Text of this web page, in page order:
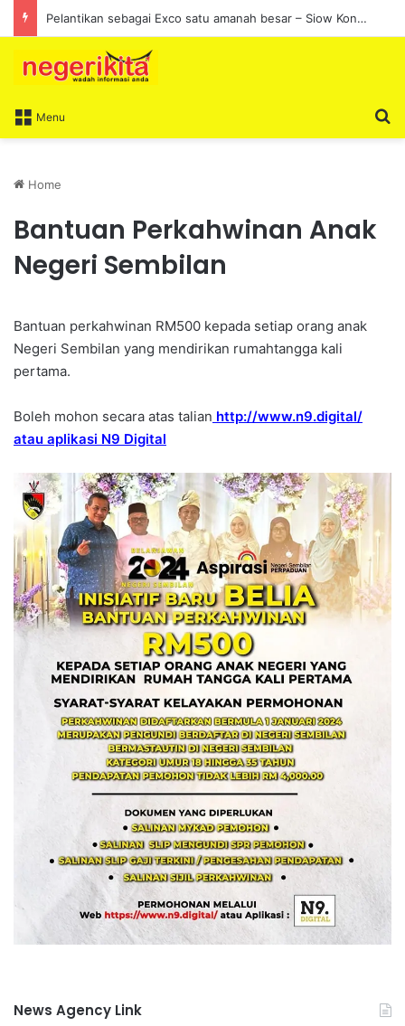
Pelantikan sebagai Exco satu amanah besar – Siow Kong Choon
Menu
Home
Bantuan Perkahwinan Anak
Negeri Sembilan
Bantuan perkahwinan RM500 kepada setiap orang anak
Negeri Sembilan yang mendirikan rumahtangga kali
pertama.
Boleh mohon secara atas talian http://www.n9.digital/
atau aplikasi N9 Digital
News Agency Link